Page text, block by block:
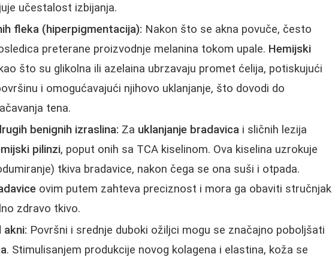
učestalost izbijanja.
fleka (hiperpigmentacija): Nakon što se akna povuče, često
preterane proizvodnje melanina tokom upale. Hemijski
što su glikolna ili azelaina ubrzavaju promet ćelija, potiskujući
i omogućavajući njihovo uklanjanje, što dovodi do
tena.
benignih izraslina: Za uklanjanje bradavica i sličnih lezija
pilinzi, poput onih sa TCA kiselinom. Ova kiselina uzrokuje
tkiva bradavice, nakon čega se ona suši i otpada.
ovim putem zahteva preciznost i mora ga obaviti stručnjak
zdravo tkivo.
akni: Površni i srednje duboki ožiljci mogu se značajno poboljšati
. Stimulisanjem produkcije novog kolagena i elastina, koža se